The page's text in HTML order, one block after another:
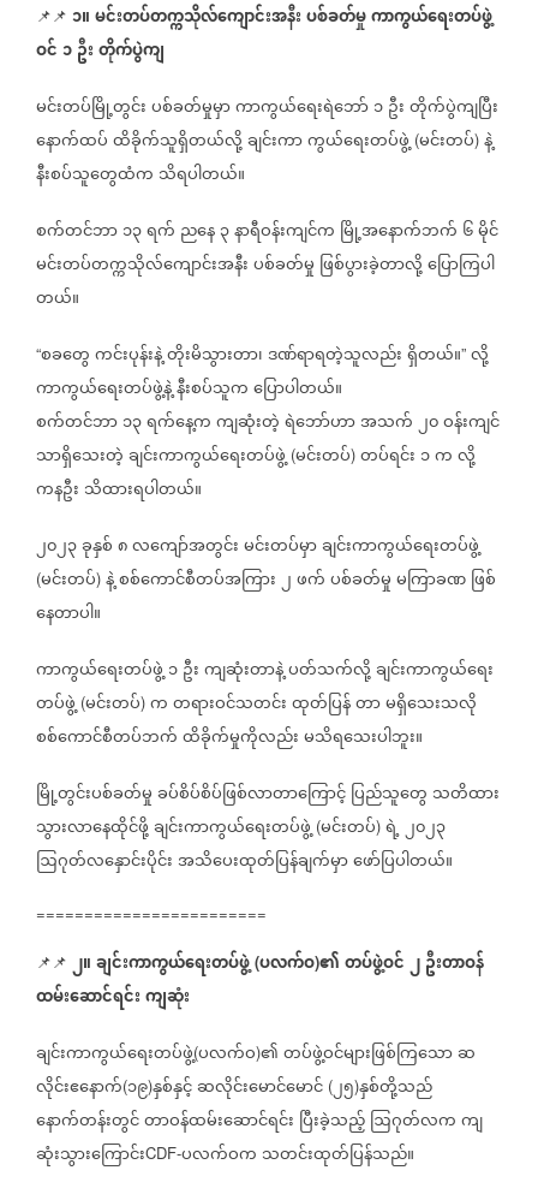
📌📌 ၁။မင်းတပ်တက္ကသိုလ်ကျောင်းအနီးပစ်ခတ်မှုကာကွယ်ရေးတပ်ဖွဲ့
ဝင်၁ဦးတိုက်ပွဲကျ
မင်းတပ်မြို့တွင်းပစ်ခတ်မှုမှာကာကွယ်ရေးရဲဘော်၁ဦးတိုက်ပွဲကျပြီး
နောက်ထပ်ထိခိုက်သူရှိတယ်လို့ချင်းကာကွယ်ရေးတပ်ဖွဲ့ (မင်းတပ်) နဲ့
နီးစပ်သူတွေထံက သိရပါတယ်။
စက်တင်ဘာ၁၃ရက် ညနေ၃နာရီဝန်းကျင်က မြို့အနောက်ဘက် ၆မိုင်
မင်းတပ်တက္ကသိုလ်ကျောင်းအနီးပစ်ခတ်မှု ဖြစ်ပွားခဲ့တာလို့ပြောကြပါ
တယ်။
“စခတွေကင်းပုန်းနဲ့တိုးမိသွားတာ၊ဒဏ်ရာရတဲ့သူလည်းရှိတယ်။” လို့
ကာကွယ်‌ရေးတပ်ဖွဲ့နဲ့နီးစပ်သူကပြောပါတယ်။
စက်တင်ဘာ၁၃ရက်နေ့ကကျဆုံးတဲ့ရဲဘော်ဟာအသက်၂၀ဝန်းကျင်
သာရှိသေးတဲ့ချင်းကာကွယ်ရေးတပ်ဖွဲ့ (မင်းတပ်) တပ်ရင်း ၁ကလို့
ကနဦး သိထားရပါတယ်။
၂၀၂၃ခုနှစ်၈လကျော်အတွင်းမင်းတပ်မှာချင်းကာကွယ်‌ရေးတပ်ဖွဲ့
(မင်းတပ်) နဲ့စစ်ကောင်စီတပ်အကြား၂ဖက်ပစ်ခတ်မှုမကြာခဏဖြစ်
နေတာပါ။
ကာကွယ်ရေးတပ်ဖွဲ့၁ဦးကျဆုံးတာနဲ့ပတ်သက်လို့ချင်းကာကွယ်ရေး
တပ်ဖွဲ့ (မင်းတပ်) ကတရားဝင်သတင်းထုတ်ပြန်တာမရှိသေးသလို
စစ်ကောင်စီတပ်ဘက်ထိခိုက်မှုကိုလည်းမသိရသေးပါဘူး။
မြို့တွင်းပစ်ခတ်မှုခပ်စိပ်စိပ်ဖြစ်လာတာကြောင့်ပြည်သူတွေ သတိထား
သွားလာနေထိုင်ဖို့ချင်းကာကွယ်ရေးတပ်ဖွဲ့ (မင်းတပ်) ရဲ့၂၀၂၃
ဩဂုတ်လနှောင်းပိုင်းအသိပေးထုတ်ပြန်ချက်မှာဖော်ပြပါတယ်။
========================
📌📌 ၂။ချင်းကာကွယ်ရေးတပ်ဖွဲ့ (ပလက်ဝ)၏တပ်ဖွဲ့ဝင်၂ဦးတာဝန်
ထမ်းဆောင်ရင်းကျဆုံး
ချင်းကာကွယ်ရေးတပ်ဖွဲ့(ပလက်ဝ)၏တပ်ဖွဲ့ဝင်များဖြစ်ကြသောဆ
လိုင်းဧနောက်(၁၉)နှစ်နှင့်ဆလိုင်းမောင်မောင် (၂၅)နှစ်တို့သည်
နောက်တန်းတွင်တာဝန်ထမ်းဆောင်ရင်း ပြီးခဲ့သည့်ဩဂုတ်လကကျ
ဆုံးသွားကြောင်းCDF-ပလက်ဝက သတင်းထုတ်ပြန်သည်။